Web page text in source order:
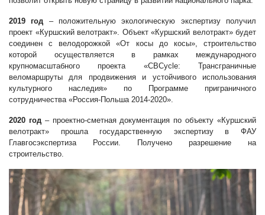
2019 год – положительную экологическую экспертизу получил
проект «Куршский велотракт». Объект «Куршский велотракт» будет
соединен с велодорожкой «От косы до косы», строительство
которой осуществляется в рамках международного
крупномасштабного проекта «CBCycle: Трансграничные
веломаршруты для продвижения и устойчивого использования
культурного наследия» по Программе приграничного
сотрудничества «Россия-Польша 2014-2020».
2020 год– проектно-сметная документация по объекту «Куршский
велотракт» прошла государственную экспертизу в ФАУ
Главгосэкспертиза России. Получено разрешение на
строительство.